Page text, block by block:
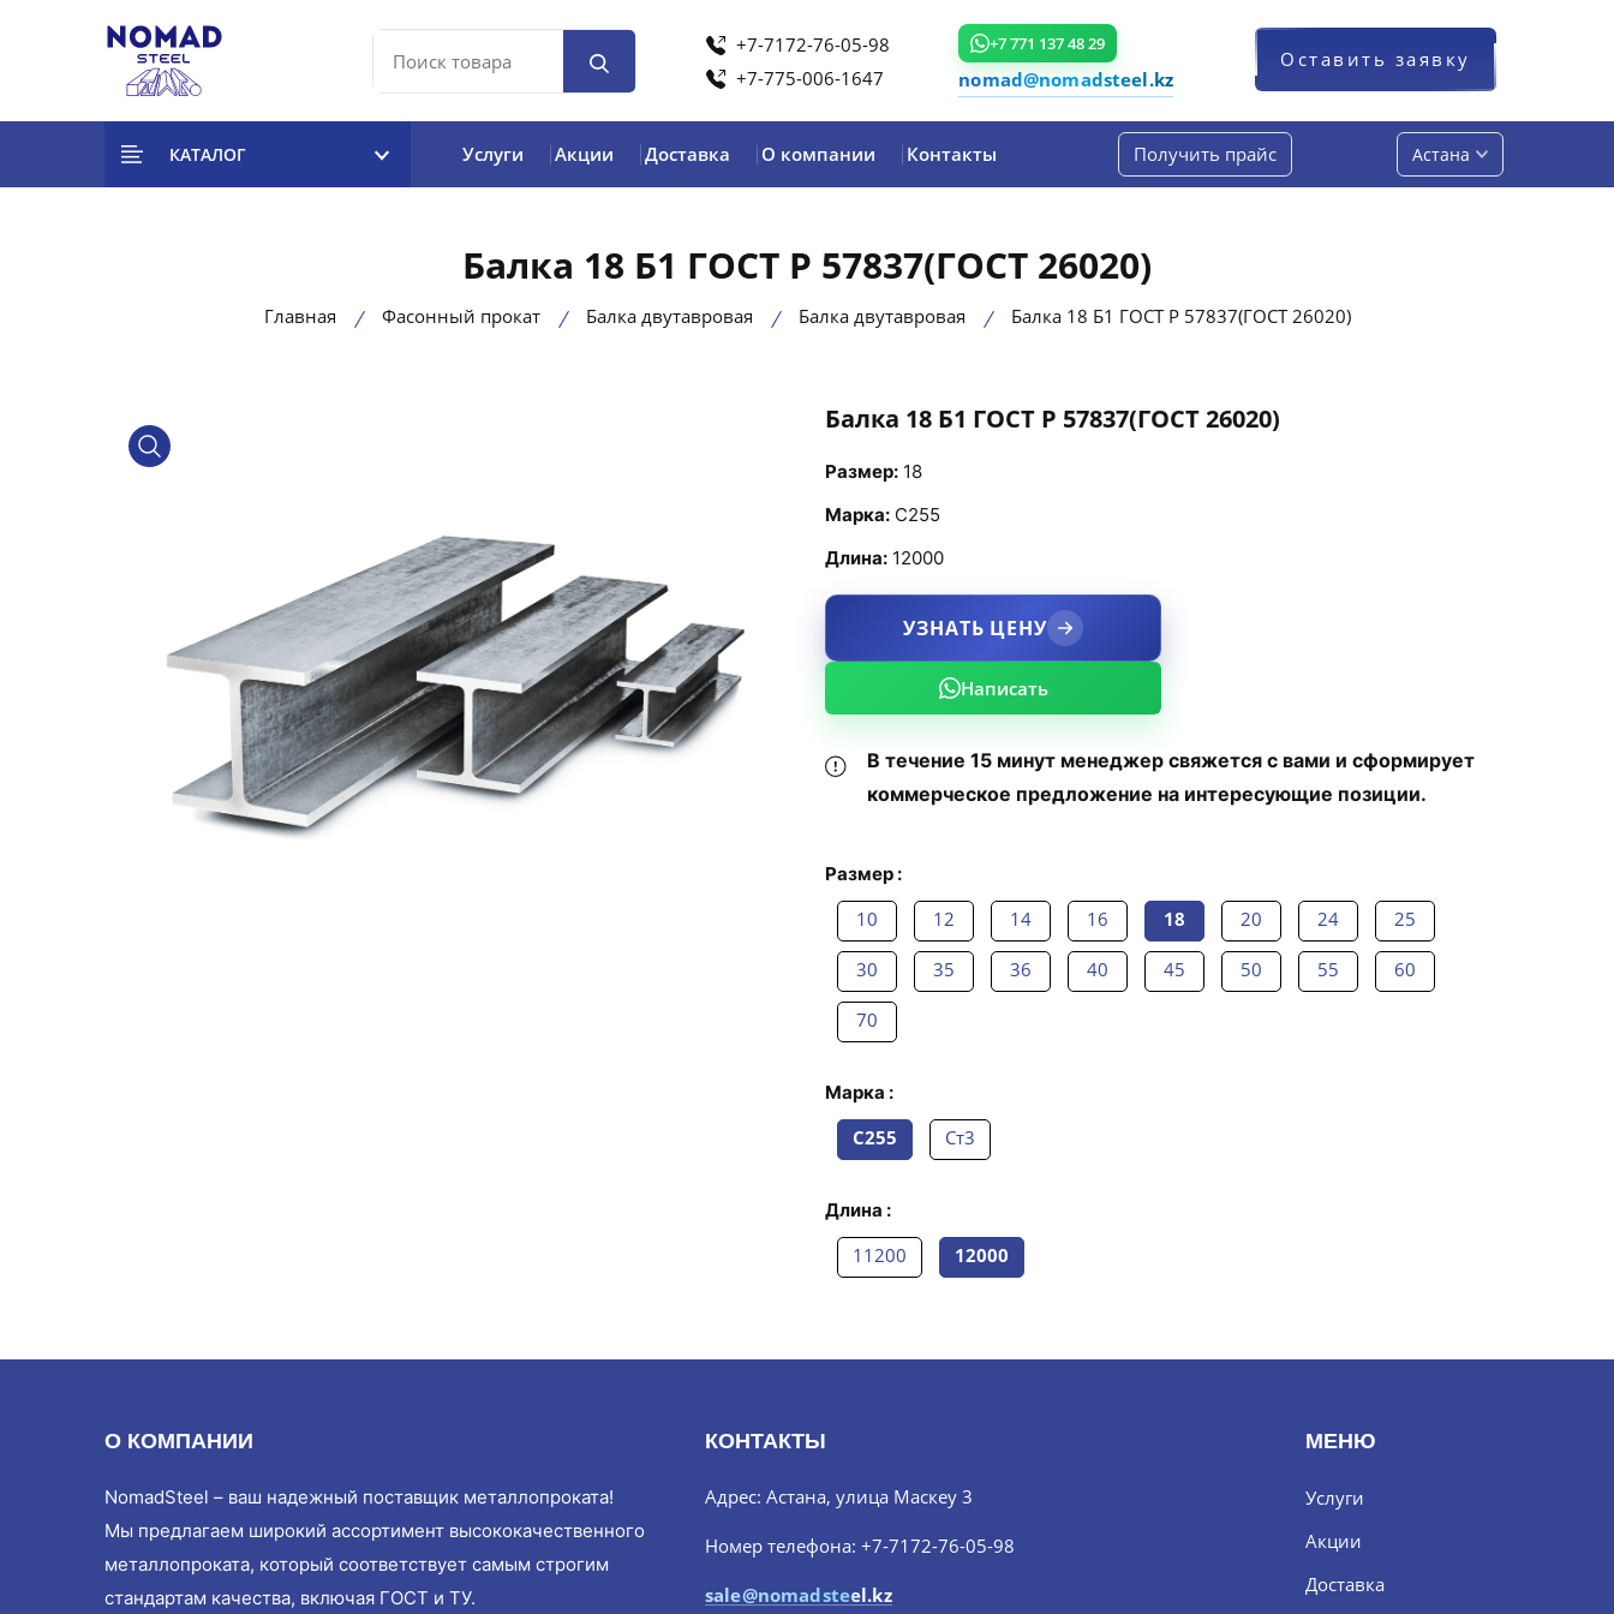
+7-7172-76-05-98
+7-775-006-1647
+7 771 137 48 29
nomad@nomadsteel.kz
Оставить заявку
КАТАЛОГ Услуги Акции Доставка О компании Контакты Получить прайс Астана
Балка 18 Б1 ГОСТ Р 57837(ГОСТ 26020)
Главная Фасонный прокат Балка двутавровая Балка двутавровая Балка 18 Б1 ГОСТ Р 57837(ГОСТ 26020)
product view product view
Балка 18 Б1 ГОСТ Р 57837(ГОСТ 26020)
Размер: 18
Марка: С255
Длина: 12000
УЗНАТЬ ЦЕНУ
Написать
В течение 15 минут менеджер свяжется с вами и сформирует
коммерческое предложение на интересующие позиции.
Размер :
10 12 14 16 18 20 24 25
30 35 36 40 45 50 55 60
70
Марка :
С255 Ст3
Длина :
11200 12000
О КОМПАНИИ
NomadSteel – ваш надежный поставщик металлопроката!
Мы предлагаем широкий ассортимент высококачественного
металлопроката, который соответствует самым строгим
стандартам качества, включая ГОСТ и ТУ.
КОНТАКТЫ
Адрес: Астана, улица Маскеу 3
Номер телефона: +7-7172-76-05-98
sale@nomadsteel.kz
МЕНЮ
Услуги
Акции
Доставка